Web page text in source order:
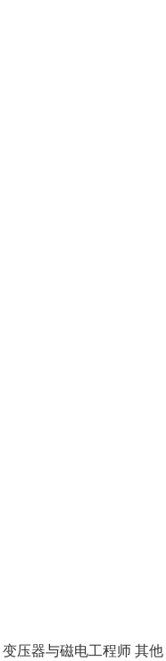
变压器与磁电工程师 其他